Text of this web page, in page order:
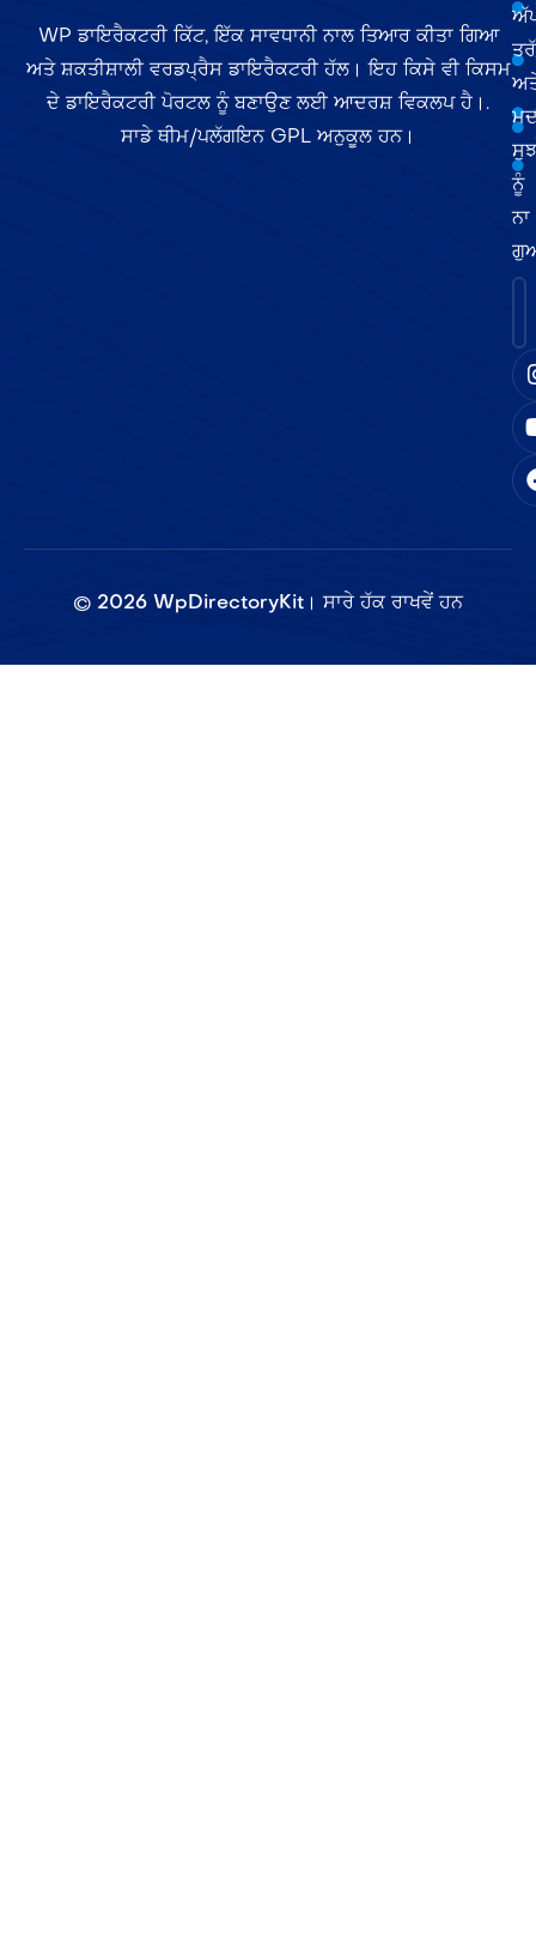
WP ਡਾਇਰੈਕਟਰੀ ਕਿੱਟ, ਇੱਕ ਸਾਵਧਾਨੀ ਨਾਲ ਤਿਆਰ ਕੀਤਾ ਗਿਆ
ਅਤੇ ਸ਼ਕਤੀਸ਼ਾਲੀ ਵਰਡਪ੍ਰੈਸ ਡਾਇਰੈਕਟਰੀ ਹੱਲ। ਇਹ ਕਿਸੇ ਵੀ ਕਿਸਮ
ਦੇ ਡਾਇਰੈਕਟਰੀ ਪੋਰਟਲ ਨੂੰ ਬਣਾਉਣ ਲਈ ਆਦਰਸ਼ ਵਿਕਲਪ ਹੈ।.
ਸਾਡੇ ਥੀਮ/ਪਲੱਗਇਨ GPL ਅਨੁਕੂਲ ਹਨ।
ਨੂੰ
ਨਾ
© 2026 WpDirectoryKit। ਸਾਰੇ ਹੱਕ ਰਾਖਵੇਂ ਹਨ​